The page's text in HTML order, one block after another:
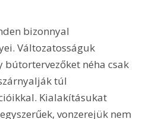
bizonnyal
Változatosságuk
bútortervezőket néha csak
túl
Kialakításukat
vonzerejük nem